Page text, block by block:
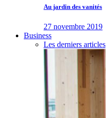
Au jardin des vanités
27 novembre 2019
Business
Les derniers articles